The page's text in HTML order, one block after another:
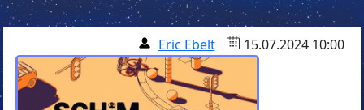
Eric Ebelt 15.07.2024 10:00